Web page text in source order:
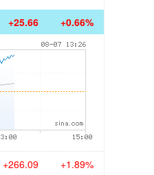
+26.08 +0.67%
+266.91 +1.89%